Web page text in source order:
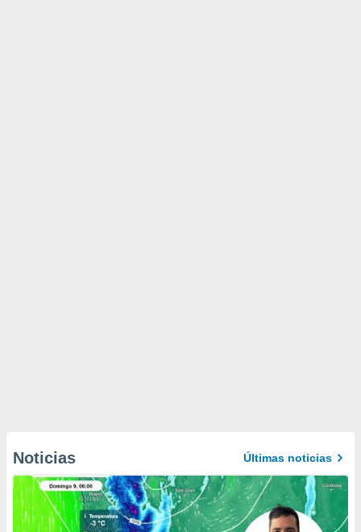
Noticias Últimas noticias